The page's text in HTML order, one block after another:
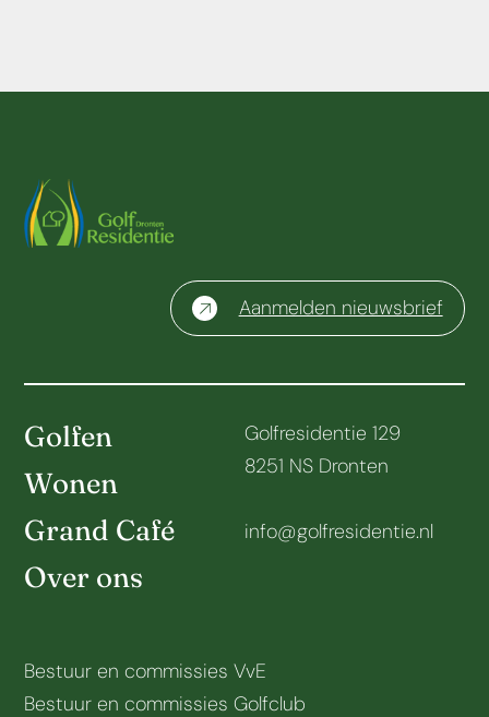
Aanmelden nieuwsbrief
Golfen
Wonen
Grand Café
Over ons
Golfresidentie 129
8251 NS Dronten
info@golfresidentie.nl
Bestuur en commissies VvE
Bestuur en commissies Golfclub